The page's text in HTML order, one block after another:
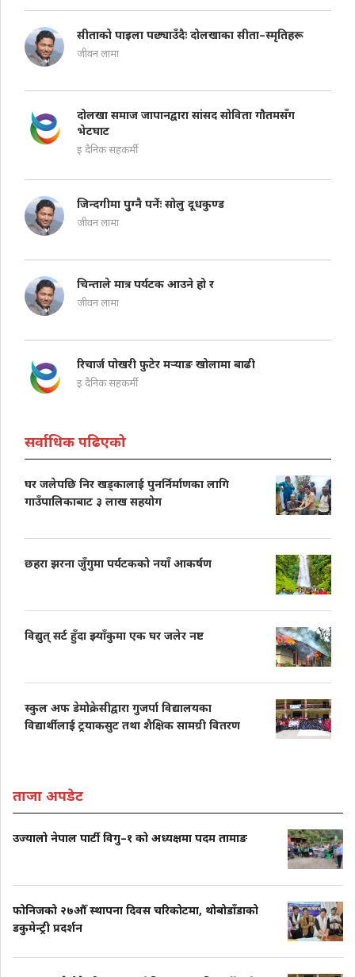
सीताको पाइला पछ्याउँदैः दोलखाका सीता–स्मृतिहरू
जीवन लामा
दोलखा समाज जापानद्वारा सांसद सोविता गौतमसँग
भेटघाट
इ दैनिक सहकर्मी
जिन्दगीमा पुुग्नै पर्नेः सोलु दूधकुण्ड
जीवन लामा
चिन्ताले मात्र पर्यटक आउने हो र
जीवन लामा
रिचार्ज पोखरी फुटेर मऱ्याङ खोलामा बाढी
इ दैनिक सहकर्मी
सर्वाधिक पढिएको
घर जलेपछि निर खड्कालाई पुनर्निर्माणका लागि
गाउँपालिकाबाट ३ लाख सहयोग
छहरा झरना जुँगुमा पर्यटकको नयाँ आकर्षण
विद्युत् सर्ट हुँदा झ्याँकुमा एक घर जलेर नष्ट
स्कुल अफ डेमोक्रेसीद्वारा गुजर्पा विद्यालयका
विद्यार्थीलाई ट्रयाकसुट तथा शैक्षिक सामग्री वितरण
ताजा अपडेट
उज्यालो नेपाल पार्टी विगु–१ को अध्यक्षमा पदम तामाङ
फोनिजको २७औँ स्थापना दिवस चरिकोटमा, थोबोडाँडाको
डकुमेन्ट्री प्रदर्शन